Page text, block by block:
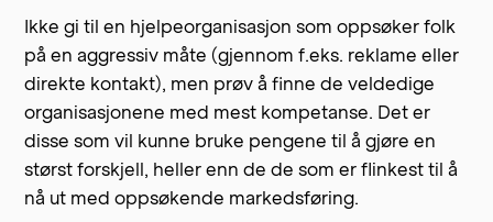
Ikke gi til en hjelpeorganisasjon som oppsøker folk
på en aggressiv måte (gjennom f.eks. reklame eller
direkte kontakt), men prøv å finne de veldedige
organisasjonene med mest kompetanse. Det er
disse som vil kunne bruke pengene til å gjøre en
størst forskjell, heller enn de de som er flinkest til å
nå ut med oppsøkende markedsføring.